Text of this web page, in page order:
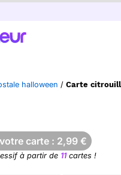
halloween / Carte
carte : 2,99 €
à partir de 11cartes !